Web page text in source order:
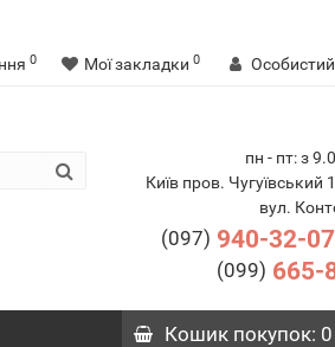
0 Мої закладки 0 Особистий
пн - пт: з
Київ пров. Чугуївський
вул.
(097) 940-32-
(099) 665-
Кошикпокупок: 0